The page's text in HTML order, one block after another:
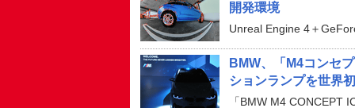
開発環境
Unreal Engine 4＋
BMW、「M4コンセ
ションランプを世界
「BMW M4 CONCEPT